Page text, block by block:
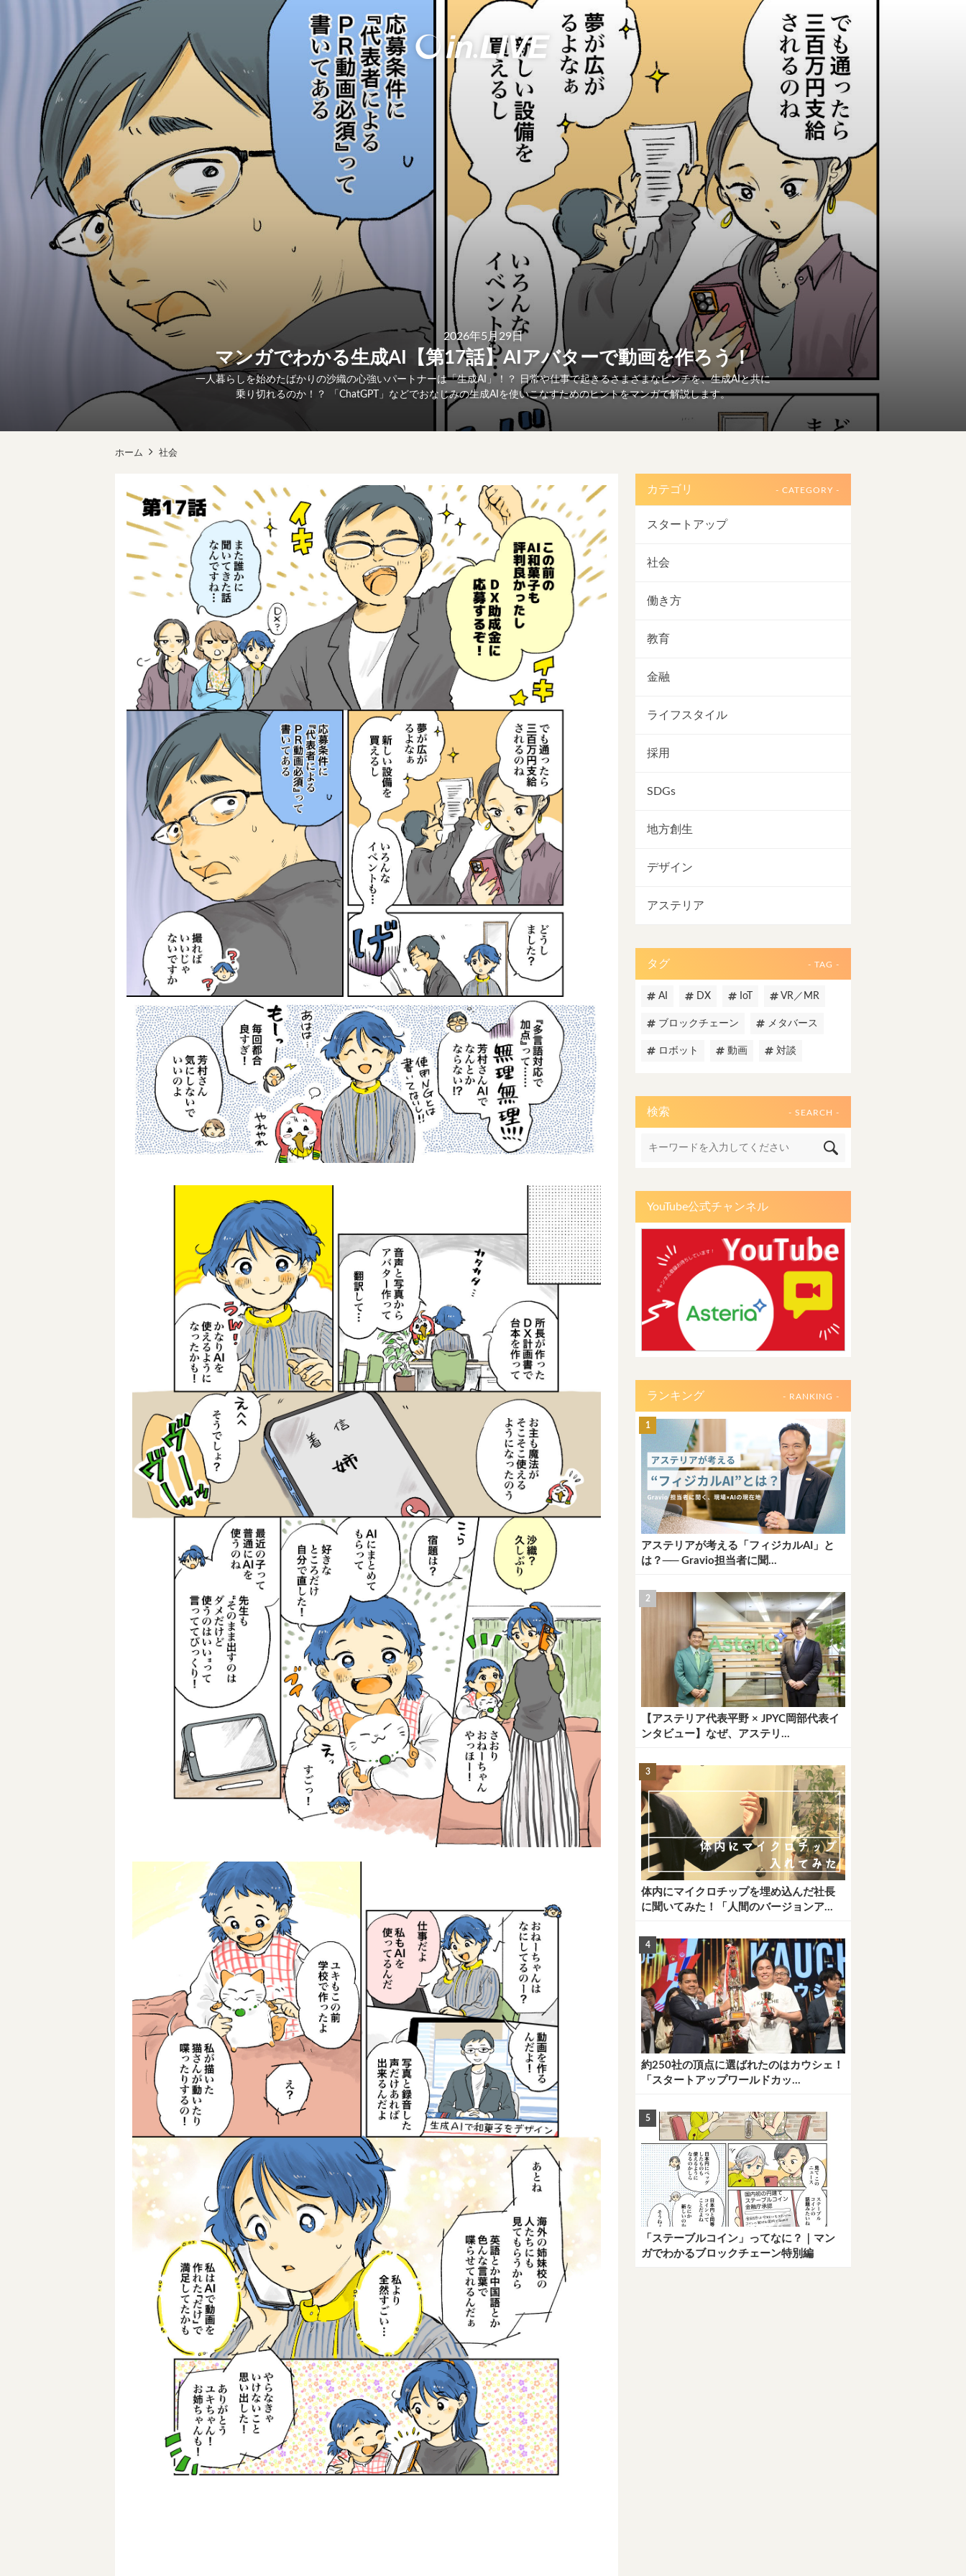
2026年5月29日
マンガでわかる生成AI【第17話】AIアバターで動画を作ろう！
一人暮らしを始めたばかりの沙織の心強いパートナーは「生成AI」！？ 日常や仕事で起きるさまざまなピンチを、生成AIと共に
乗り切れるのか！？ 「ChatGPT」などでおなじみの生成AIを使いこなすためのヒントをマンガで解説します。
ホーム 社会
カテゴリ - CATEGORY -
スタートアップ
社会
働き方
教育
金融
ライフスタイル
採用
SDGs
地方創生
デザイン
アステリア
タグ - TAG -
AI DX IoT VR／MR
ブロックチェーン メタバース
ロボット 動画 対談
検索 - SEARCH -
YouTube公式チャンネル
ランキング - RANKING -
アステリアが考える「フィジカルAI」と
は？── Gravio担当者に聞...
【アステリア代表平野 × JPYC岡部代表イ
ンタビュー】なぜ、アステリ...
体内にマイクロチップを埋め込んだ社長
に聞いてみた！「人間のバージョンア...
約250社の頂点に選ばれたのはカウシェ！
「スタートアップワールドカッ...
「ステーブルコイン」ってなに？｜マン
ガでわかるブロックチェーン特別編